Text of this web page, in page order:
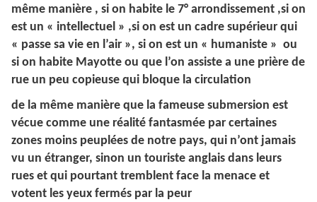
même manière , si on habite le 7° arrondissement ,si on
est un « intellectuel » ,si on est un cadre supérieur qui
« passe sa vie en l’air », si on est un « humaniste » ou
si on habite Mayotte ou que l’on assiste a une prière de
rue un peu copieuse qui bloque la circulation
de la même manière que la fameuse submersion est
vécue comme une réalité fantasmée par certaines
zones moins peuplées de notre pays, qui n’ont jamais
vu un étranger, sinon un touriste anglais dans leurs
rues et qui pourtant tremblent face la menace et
votent les yeux fermés par la peur